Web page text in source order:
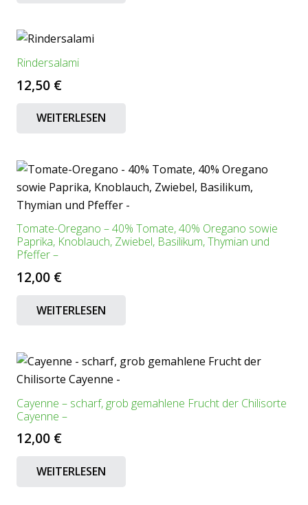
Rindersalami
12,50 €
WEITERLESEN
Tomate-Oregano – 40% Tomate, 40% Oregano sowie
Paprika, Knoblauch, Zwiebel, Basilikum, Thymian und
Pfeffer –
12,00 €
WEITERLESEN
Cayenne – scharf, grob gemahlene Frucht der Chilisorte
Cayenne –
12,00 €
WEITERLESEN